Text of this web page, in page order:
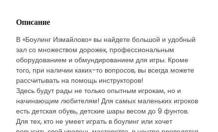
Описание
В «Боулинг Измайлово» вы найдете большой и удобный
зал со множеством дорожек, профессиональным
оборудованием и обмундированием для игры. Кроме
того, при наличии каких-то вопросов, вы всегда можете
рассчитывать на помощь инструкторов!
Здесь будут рады не только опытным игрокам, но и
начинающим любителям! Для самых маленьких игроков
есть детская обувь, детские шары весом до 9 фунтов.
Для тех, кто не умеет играть в боулинг или хочет